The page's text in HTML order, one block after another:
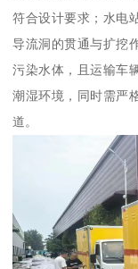
符合设计要求；水电
导流洞的贯通与扩挖
污染水体，且运输车
潮湿环境，同时需严
道。​